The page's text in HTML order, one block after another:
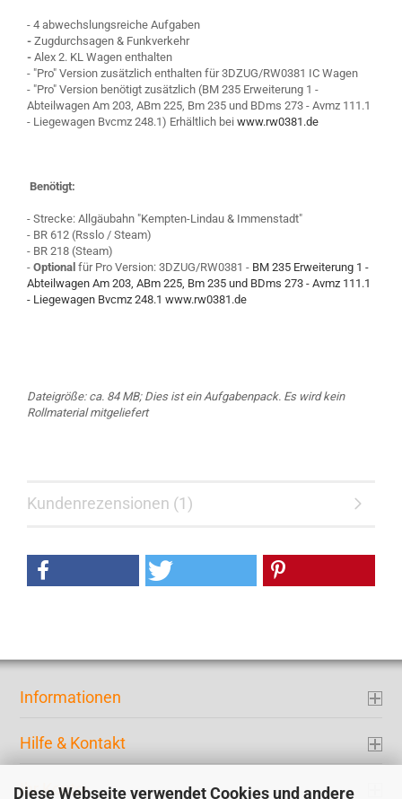
Diese Webseite verwendet Cookies und andere
- 4 abwechslungsreiche Aufgaben
- Zugdurchsagen & Funkverkehr
- Alex 2. KL Wagen enthalten
- "Pro" Version zusätzlich enthalten für 3DZUG/RW0381 IC Wagen
- "Pro" Version benötigt zusätzlich (BM 235 Erweiterung 1 -
Abteilwagen Am 203, ABm 225, Bm 235 und BDms 273 - Avmz 111.1
- Liegewagen Bvcmz 248.1) Erhältlich bei www.rw0381.de
Benötigt:
- Strecke: Allgäubahn "Kempten-Lindau & Immenstadt"
- BR 612 (Rsslo / Steam)
- BR 218 (Steam)
- Optional für Pro Version: 3DZUG/RW0381 - BM 235 Erweiterung 1 -
Abteilwagen Am 203, ABm 225, Bm 235 und BDms 273 - Avmz 111.1
- Liegewagen Bvcmz 248.1 www.rw0381.de
Dateigröße: ca. 84 MB; Dies ist ein Aufgabenpack. Es wird kein
Rollmaterial mitgeliefert
Kundenrezensionen (1)
Informationen
Hilfe & Kontakt
Ihr Konto